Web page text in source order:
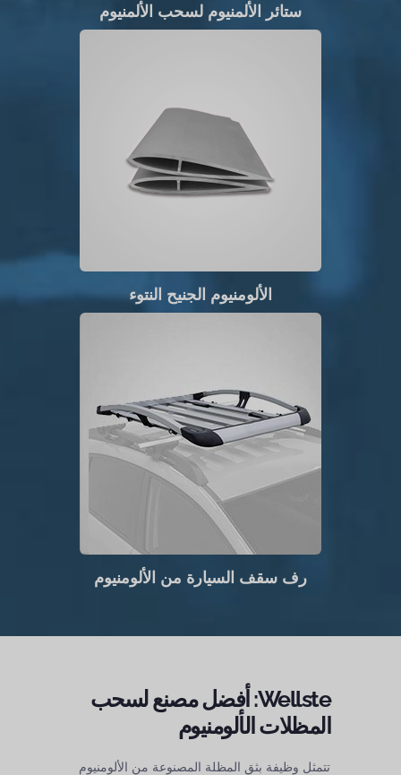
ستائر الألمنيوم لسحب الألمنيوم
الألومنيوم الجنيح النتوء
رف سقف السيارة من الألومنيوم
Wellste: أفضل مصنع لسحب
المظلات الألومنيوم
تتمثل وظيفة بثق المظلة المصنوعة من الألومنيوم